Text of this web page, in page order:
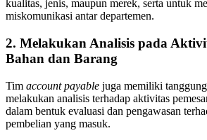
kualitas, jenis, maupun merek, serta untuk
miskomunikasi antar departemen.
2. Melakukan Analisis pada
Bahan dan Barang
Tim account payable juga memiliki
melakukan analisis terhadap aktivitas
dalam bentuk evaluasi dan pengawasan
pembelian yang masuk.